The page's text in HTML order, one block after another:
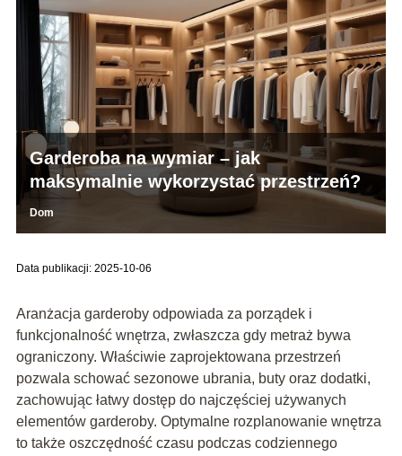
Garderoba na wymiar – jak
maksymalnie wykorzystać przestrzeń?
Dom
Data publikacji: 2025-10-06
Aranżacja garderoby odpowiada za porządek i
funkcjonalność wnętrza, zwłaszcza gdy metraż bywa
ograniczony. Właściwie zaprojektowana przestrzeń
pozwala schować sezonowe ubrania, buty oraz dodatki,
zachowując łatwy dostęp do najczęściej używanych
elementów garderoby. Optymalne rozplanowanie wnętrza
to także oszczędność czasu podczas codziennego